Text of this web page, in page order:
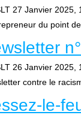
27 Janvier 2025,
du point
26 Janvier 2025,
contre le
le-